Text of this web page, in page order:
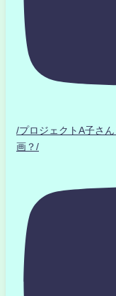
/プロジェクトA子さ
画？/